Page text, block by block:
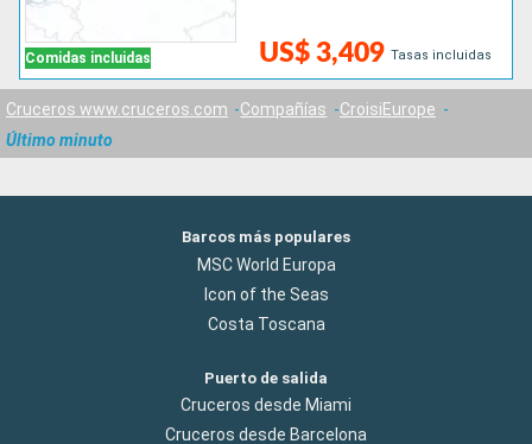
Comidas incluidas US$ 3,409 Tasas incluidas
Cruceros www.cruceros.com Compañías
CroisiEurope
Último minuto
Barcos más populares
MSC World Europa
Icon of the Seas
Costa Toscana
Puerto de salida
Cruceros desde Miami
Cruceros desde Barcelona